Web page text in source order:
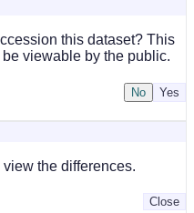
this dataset? This
viewable by the public.
No
the differences.
Close